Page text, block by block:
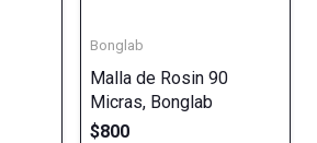
Bonglab
Malla de Rosin 90
Micras, Bonglab
$800